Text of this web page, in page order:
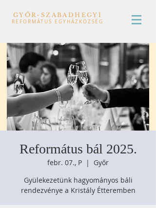
GYŐR-SZABADHEGYI
REFORMÁTUS EGYHÁZKÖZSÉG
Református bál 2025.
febr. 07., P
  |
Győr
Gyülekezetünk hagyományos báli
rendezvénye a Kristály Étteremben